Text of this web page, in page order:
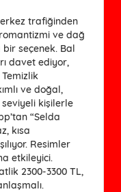
trafiğinden
ve dağ
seçenek. Bal
davet ediyor,
ve doğal,
kişilerle
“Selda
kısa
Resimler
etkileyici.
2300-3300 TL,